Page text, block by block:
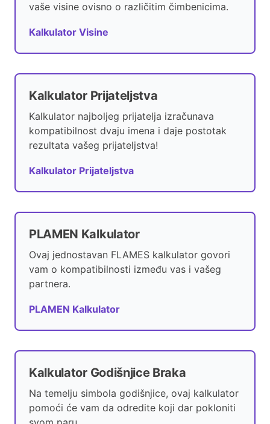
vaše visine ovisno o različitim čimbenicima.
Kalkulator Visine
Kalkulator Prijateljstva
Kalkulator najboljeg prijatelja izračunava
kompatibilnost dvaju imena i daje postotak
rezultata vašeg prijateljstva!
Kalkulator Prijateljstva
PLAMEN Kalkulator
Ovaj jednostavan FLAMES kalkulator govori
vam o kompatibilnosti između vas i vašeg
partnera.
PLAMEN Kalkulator
Kalkulator Godišnjice Braka
Na temelju simbola godišnjice, ovaj kalkulator
pomoći će vam da odredite koji dar pokloniti